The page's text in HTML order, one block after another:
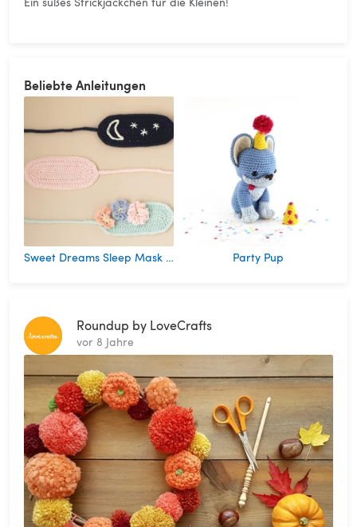
Beliebte Anleitungen
Sweet Dreams Sleep Mask - Free Accessory Crochet Pattern in Paintbox Yarns Baby DK Party Pup
Roundup by LoveCrafts
vor 8 Jahre